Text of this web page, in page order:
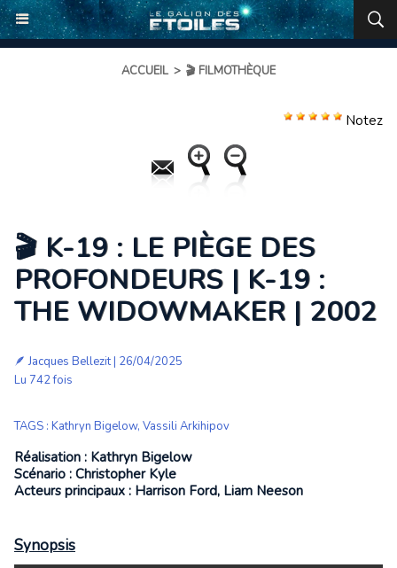
ACCUEIL > 🎬 FILMOTHÈQUE
Notez
🎬 K-19 : LE PIÈGE DES
PROFONDEURS | K-19 :
THE WIDOWMAKER | 2002
🪶Jacques Bellezit| 26/04/2025
Lu 742 fois
TAGS : Kathryn Bigelow, Vassili Arkihipov
Réalisation : Kathryn Bigelow
Scénario : Christopher Kyle
Acteurs principaux : Harrison Ford, Liam Neeson
Synopsis